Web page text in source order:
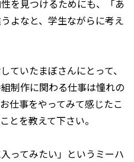
を見つけるためにも、「あ
よなと、学生ながらに考え
ていたまぼさんにとって、
制作に関わる仕事は憧れの
仕事をやってみて感じたこ
とを教えて下さい。
ってみたい」というミーハ